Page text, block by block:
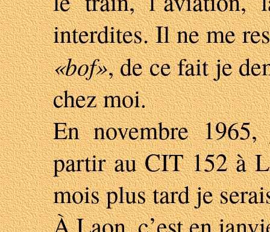
interdites. Il ne me
«bof», de ce fait je
chez moi.
En novembre
partir au CIT 152 à
mois plus tard je